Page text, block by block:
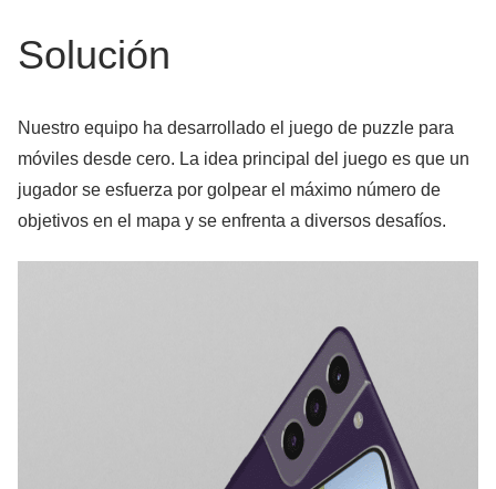
Solución
Nuestro equipo ha desarrollado el juego de puzzle para
móviles desde cero. La idea principal del juego es que un
jugador se esfuerza por golpear el máximo número de
objetivos en el mapa y se enfrenta a diversos desafíos.